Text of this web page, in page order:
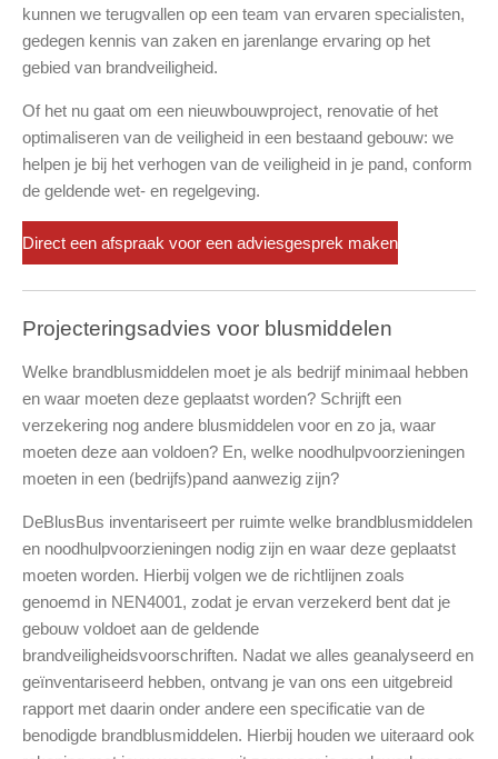
kunnen we terugvallen op een team van ervaren specialisten,
gedegen kennis van zaken en jarenlange ervaring op het
gebied van brandveiligheid.
Of het nu gaat om een nieuwbouwproject, renovatie of het
optimaliseren van de veiligheid in een bestaand gebouw: we
helpen je bij het verhogen van de veiligheid in je pand, conform
de geldende wet- en regelgeving.
Direct een afspraak voor een adviesgesprek maken
Projecteringsadvies voor blusmiddelen
Welke brandblusmiddelen moet je als bedrijf minimaal hebben
en waar moeten deze geplaatst worden? Schrijft een
verzekering nog andere blusmiddelen voor en zo ja, waar
moeten deze aan voldoen? En, welke noodhulpvoorzieningen
moeten in een (bedrijfs)pand aanwezig zijn?
DeBlusBus inventariseert per ruimte welke brandblusmiddelen
en noodhulpvoorzieningen nodig zijn en waar deze geplaatst
moeten worden. Hierbij volgen we de richtlijnen zoals
genoemd in NEN4001, zodat je ervan verzekerd bent dat je
gebouw voldoet aan de geldende
brandveiligheidsvoorschriften. Nadat we alles geanalyseerd en
geïnventariseerd hebben, ontvang je van ons een uitgebreid
rapport met daarin onder andere een specificatie van de
benodigde brandblusmiddelen. Hierbij houden we uiteraard ook